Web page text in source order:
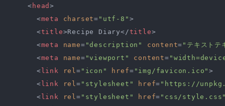
< head>
<meta charset= "utf-8" >
<title>Recipe Diary</title>
<meta name= "description" content= "テキストテ
<meta name= "viewport" content=
<link rel= "icon" href= "img/favicon.ico">
<link rel= "stylesheet" href= "https://
<link rel= "stylesheet" href= "css/